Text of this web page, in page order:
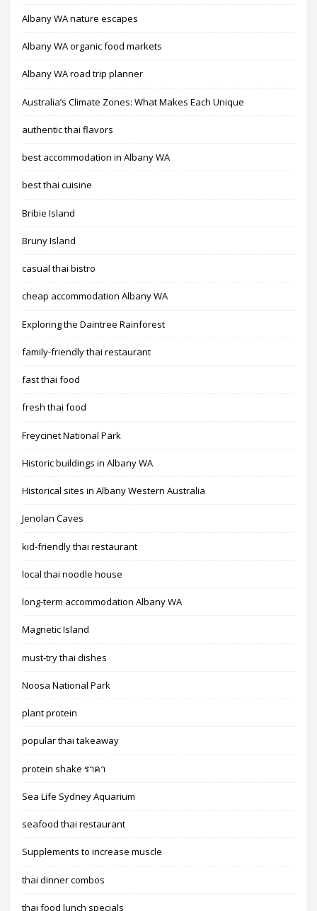
Albany WA nature escapes
Albany WA organic food markets
Albany WA road trip planner
Australia’s Climate Zones: What Makes Each Unique
authentic thai flavors
best accommodation in Albany WA
best thai cuisine
Bribie Island
Bruny Island
casual thai bistro
cheap accommodation Albany WA
Exploring the Daintree Rainforest
family-friendly thai restaurant
fast thai food
fresh thai food
Freycinet National Park
Historic buildings in Albany WA
Historical sites in Albany Western Australia
Jenolan Caves
kid-friendly thai restaurant
local thai noodle house
long-term accommodation Albany WA
Magnetic Island
must-try thai dishes
Noosa National Park
plant protein
popular thai takeaway
protein shake ราคา
Sea Life Sydney Aquarium
seafood thai restaurant
Supplements to increase muscle
thai dinner combos
thai food lunch specials